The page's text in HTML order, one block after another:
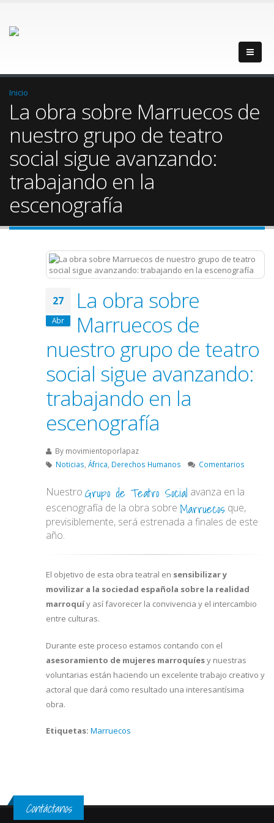
Inicio
La obra sobre Marruecos de
nuestro grupo de teatro
social sigue avanzando:
trabajando en la
escenografía
27
Abr
La obra sobre
Marruecos de
nuestro grupo de teatro
social sigue avanzando:
trabajando en la
escenografía
By movimientoporlapaz
Noticias África Derechos Humanos Comentarios
Nuestro Grupo de Teatro Social avanza en la
escenografía de la obra sobre Marruecos que,
previsiblemente, será estrenada a finales de este
año.
El objetivo de esta obra teatral en sensibilizar y
movilizar a la sociedad española sobre la realidad
marroquíy así favorecer la convivencia y el intercambio
entre culturas.
Durante este proceso estamos contando con el
asesoramiento de mujeres marroquíesy nuestras
voluntarias están haciendo un excelente trabajo creativo y
actoral que dará como resultado una interesantísima
obra.
Etiquetas: Marruecos
Contáctanos